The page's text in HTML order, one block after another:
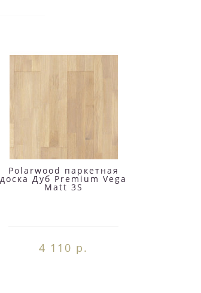
Polarwood паркетная
доска Дуб Premium Vega
Matt 3S
4 110 р.